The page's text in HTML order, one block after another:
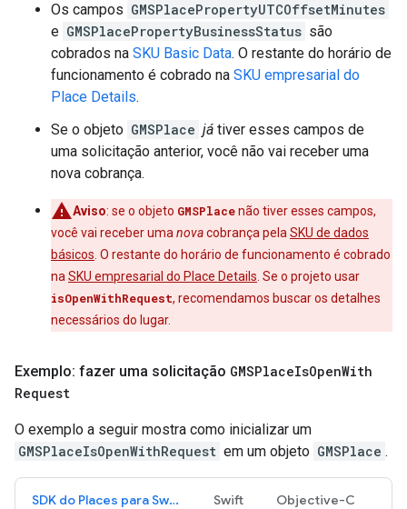
Os campos GMSPlacePropertyUTCOffsetMinutes
e GMSPlacePropertyBusinessStatus são
cobrados na SKU Basic Data. O restante do horário de
funcionamento é cobrado na SKU empresarial do
Place Details.
Se o objeto GMSPlace já tiver esses campos de
uma solicitação anterior, você não vai receber uma
nova cobrança.
Aviso: se o objeto GMSPlacenão tiver esses campos,
você vai receber uma novacobrança pela SKU de dados
básicos . O restante do horário de funcionamento é cobrado
na SKU empresarial do Place Details . Se o projeto usar
isOpenWithRequest, recomendamos buscar os detalhes
necessários do lugar.
Exemplo: fazer uma solicitação GMSPlaceIsOpenWith
Request
O exemplo a seguir mostra como inicializar um
GMSPlaceIsOpenWithRequest em um objeto GMSPlace .
SDK do Places para Swift Swift Objective-C